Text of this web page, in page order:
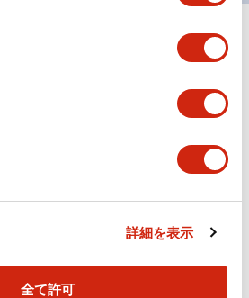
詳細を表示
全て許可
すべて展開 +